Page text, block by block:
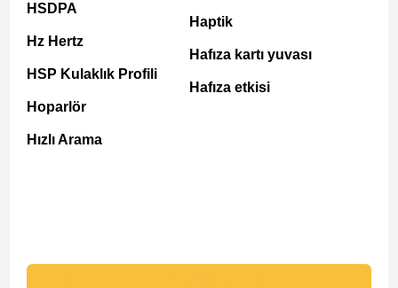
HSDPA
Hz Hertz
HSP Kulaklık Profili
Hoparlör
Hızlı Arama
Haptik
Hafıza kartı yuvası
Hafıza etkisi